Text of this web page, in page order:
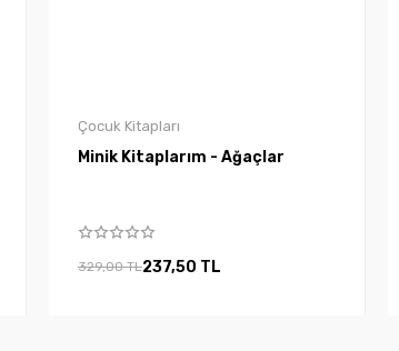
Çocuk Kitapları
Minik Kitaplarım - Ağaçlar
329,00 TL237,50 TL